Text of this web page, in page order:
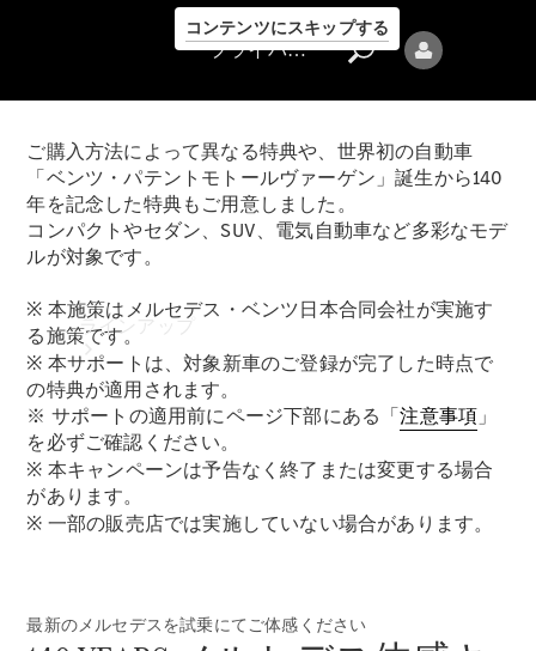
コンテンツにスキップする
プライバシ
ーポリシー
ラインアップ
Mercedes-Benz
プラグインハイブリッドモデル
プライバシーポリシー
ご購入方法によって異なる特典や、世界初の自動車
「ベンツ・パテントモトールヴァーゲン」誕生から140
年を記念した特典もご用意しました。
コンパクトやセダン、SUV、電気自動車など多彩なモデ
ルが対象です。
※ 本施策はメルセデス・ベンツ日本合同会社が実施す
る施策です。
※ 本サポートは、対象新車のご登録が完了した時点で
の特典が適用されます。
※ サポートの適用前にページ下部にある「注意事項 」
を必ずご確認ください。
※ 本キャンペーンは予告なく終了または変更する場合
があります。
※ 一部の販売店では実施していない場合があります。
最新のメルセデスを試乗にてご体感ください